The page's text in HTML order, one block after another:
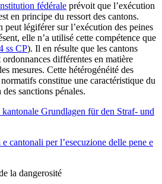
fédérale prévoit que l’exécution
en principe du ressort des cantons.
légiférer sur l’exécution des peines
elle n’a utilisé cette compétence que
ss CP). Il en résulte que les cantons
différentes en matière
mesures. Cette hétérogénéité des
constitue une caractéristique du
sanctions pénales.
Grundlagen für den Straf- und
cantonali per l’esecuzione delle pene e
la dangerosité